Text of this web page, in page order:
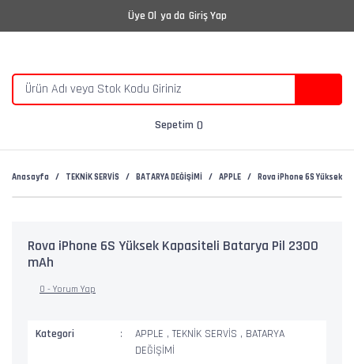
Üye Ol ya da Giriş Yap
Sepetim
Anasayfa TEKNİK SERVİS BATARYA DEĞİŞİMİ APPLE Rova iPhone 6S Yüksek
Rova iPhone 6S Yüksek Kapasiteli Batarya Pil 2300
mAh
0 - Yorum Yap
Kategori APPLE ,TEKNİK SERVİS , BATARYA
DEĞİŞİMİ